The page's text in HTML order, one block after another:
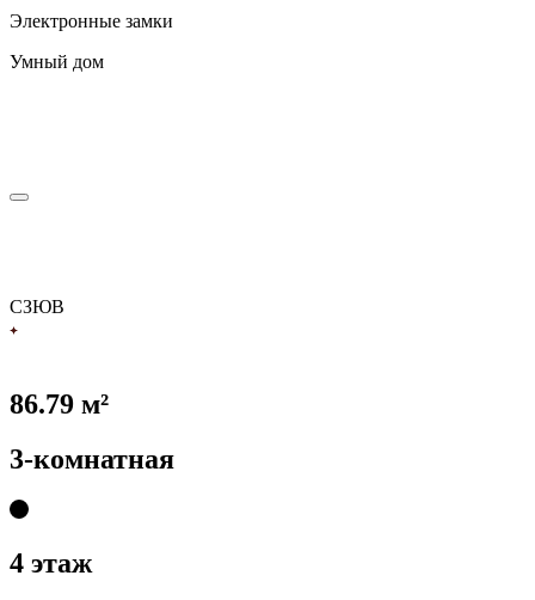
Электронные замки
Умный дом
СЗЮВ
86.79 м²
3-комнатная
4 этаж